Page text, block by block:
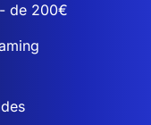
de 200€